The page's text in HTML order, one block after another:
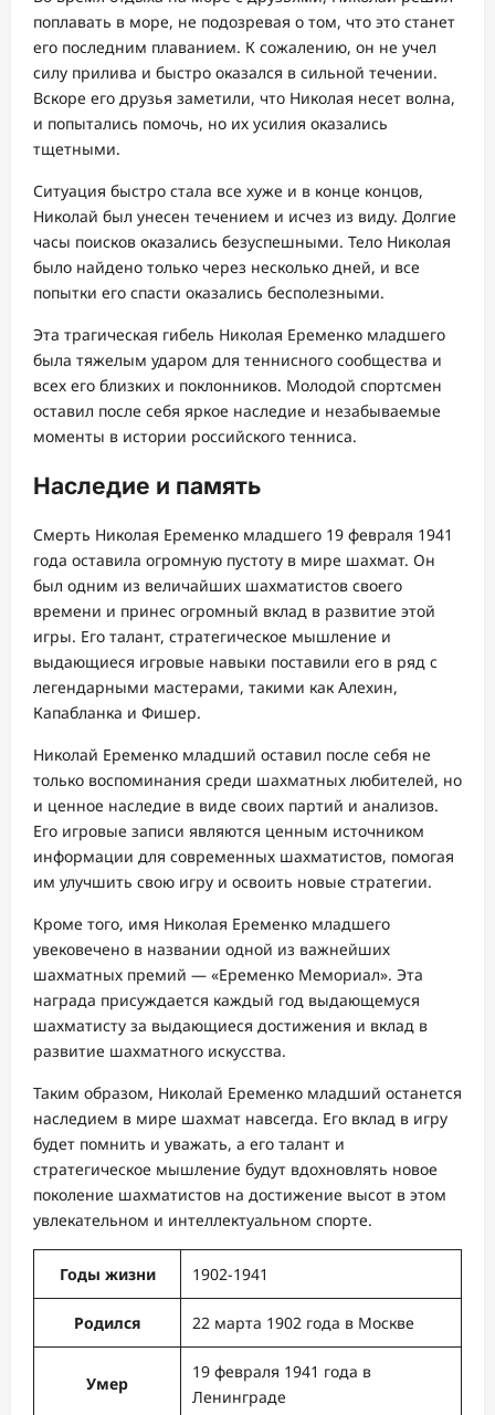
поплавать в море, не подозревая о том, что это станет
его последним плаванием. К сожалению, он не учел
силу прилива и быстро оказался в сильной течении.
Вскоре его друзья заметили, что Николая несет волна,
и попытались помочь, но их усилия оказались
тщетными.
Ситуация быстро стала все хуже и в конце концов,
Николай был унесен течением и исчез из виду. Долгие
часы поисков оказались безуспешными. Тело Николая
было найдено только через несколько дней, и все
попытки его спасти оказались бесполезными.
Эта трагическая гибель Николая Еременко младшего
была тяжелым ударом для теннисного сообщества и
всех его близких и поклонников. Молодой спортсмен
оставил после себя яркое наследие и незабываемые
моменты в истории российского тенниса.
Наследие и память
Смерть Николая Еременко младшего 19 февраля 1941
года оставила огромную пустоту в мире шахмат. Он
был одним из величайших шахматистов своего
времени и принес огромный вклад в развитие этой
игры. Его талант, стратегическое мышление и
выдающиеся игровые навыки поставили его в ряд с
легендарными мастерами, такими как Алехин,
Капабланка и Фишер.
Николай Еременко младший оставил после себя не
только воспоминания среди шахматных любителей, но
и ценное наследие в виде своих партий и анализов.
Его игровые записи являются ценным источником
информации для современных шахматистов, помогая
им улучшить свою игру и освоить новые стратегии.
Кроме того, имя Николая Еременко младшего
увековечено в названии одной из важнейших
шахматных премий — «Еременко Мемориал». Эта
награда присуждается каждый год выдающемуся
шахматисту за выдающиеся достижения и вклад в
развитие шахматного искусства.
Таким образом, Николай Еременко младший останется
наследием в мире шахмат навсегда. Его вклад в игру
будет помнить и уважать, а его талант и
стратегическое мышление будут вдохновлять новое
поколение шахматистов на достижение высот в этом
увлекательном и интеллектуальном спорте.
Годы жизни 1902-1941
Родился 22 марта 1902 года в Москве
Умер
19 февраля 1941 года в
Ленинграде